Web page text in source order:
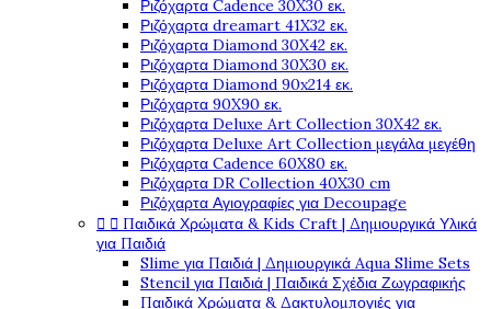
Ριζόχαρτα Cadence 30X30 εκ.
Ριζόχαρτα dreamart 41X32 εκ.
Ριζόχαρτα Diamond 30X42 εκ.
Ριζόχαρτα Diamond 30X30 εκ.
Ριζόχαρτα Diamond 90x214 εκ.
Ριζόχαρτα 90X90 εκ.
Ριζόχαρτα Deluxe Art Collection 30X42 εκ.
Ριζόχαρτα Deluxe Art Collection μεγάλα μεγέθη
Ριζόχαρτα Cadence 60X80 εκ.
Ριζόχαρτα DR Collection 40X30 cm
Ριζόχαρτα Αγιογραφίες για Decoupage
  Παιδικά Χρώματα & Kids Craft | Δημιουργικά Υλικά
για Παιδιά
Slime για Παιδιά | Δημιουργικά Aqua Slime Sets
Stencil για Παιδιά | Παιδικά Σχέδια Ζωγραφικής
Παιδικά Χρώματα & Δακτυλομπογιές για